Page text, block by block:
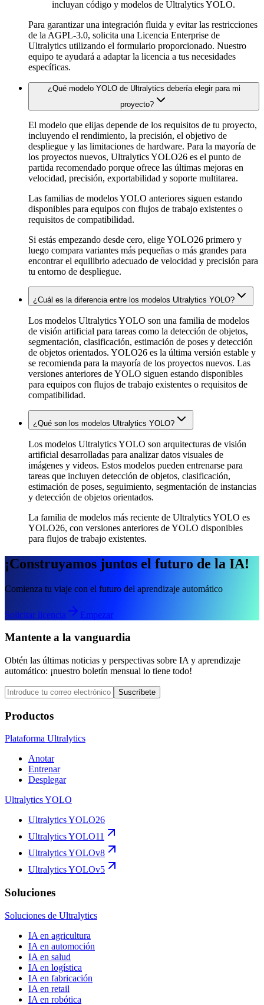
incluyan código y modelos de Ultralytics YOLO.
Para garantizar una integración fluida y evitar las restricciones
de la AGPL-3.0, solicita una Licencia Enterprise de
Ultralytics utilizando el formulario proporcionado. Nuestro
equipo te ayudará a adaptar la licencia a tus necesidades
específicas.
¿Qué modelo YOLO de Ultralytics debería elegir para mi
proyecto?
El modelo que elijas depende de los requisitos de tu proyecto,
incluyendo el rendimiento, la precisión, el objetivo de
despliegue y las limitaciones de hardware. Para la mayoría de
los proyectos nuevos, Ultralytics YOLO26 es el punto de
partida recomendado porque ofrece las últimas mejoras en
velocidad, precisión, exportabilidad y soporte multitarea.
Las familias de modelos YOLO anteriores siguen estando
disponibles para equipos con flujos de trabajo existentes o
requisitos de compatibilidad.
Si estás empezando desde cero, elige YOLO26 primero y
luego compara variantes más pequeñas o más grandes para
encontrar el equilibrio adecuado de velocidad y precisión para
tu entorno de despliegue.
¿Cuál es la diferencia entre los modelos Ultralytics YOLO?
Los modelos Ultralytics YOLO son una familia de modelos
de visión artificial para tareas como la detección de objetos,
segmentación, clasificación, estimación de poses y detección
de objetos orientados. YOLO26 es la última versión estable y
se recomienda para la mayoría de los proyectos nuevos. Las
versiones anteriores de YOLO siguen estando disponibles
para equipos con flujos de trabajo existentes o requisitos de
compatibilidad.
¿Qué son los modelos Ultralytics YOLO?
Los modelos Ultralytics YOLO son arquitecturas de visión
artificial desarrolladas para analizar datos visuales de
imágenes y videos. Estos modelos pueden entrenarse para
tareas que incluyen detección de objetos, clasificación,
estimación de poses, seguimiento, segmentación de instancias
y detección de objetos orientados.
La familia de modelos más reciente de Ultralytics YOLO es
YOLO26, con versiones anteriores de YOLO disponibles
para flujos de trabajo existentes.
¡Construyamos juntos el futuro de la IA!
Comienza tu viaje con el futuro del aprendizaje automático
Solicitar licencia Empezar
Mantente a la vanguardia
Obtén las últimas noticias y perspectivas sobre IA y aprendizaje
automático: ¡nuestro boletín mensual lo tiene todo!
Suscríbete
Productos
Plataforma Ultralytics
Anotar
Entrenar
Desplegar
Ultralytics YOLO
Ultralytics YOLO26
Ultralytics YOLO11
Ultralytics YOLOv8
Ultralytics YOLOv5
Soluciones
Soluciones de Ultralytics
IA en agricultura
IA en automoción
IA en salud
IA en logística
IA en fabricación
IA en retail
IA en robótica